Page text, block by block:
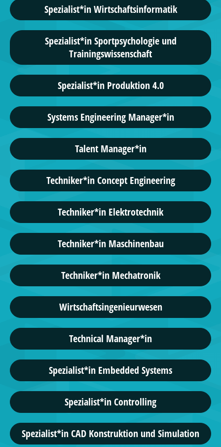
Spezialist*in Wirtschaftsinformatik
Spezialist*in Sportpsychologie und
Trainingswissenschaft
Spezialist*in Produktion 4.0
Systems Engineering Manager*in
Talent Manager*in
Techniker*in Concept Engineering
Techniker*in Elektrotechnik
Techniker*in Maschinenbau
Techniker*in Mechatronik
Wirtschaftsingenieurwesen
Technical Manager*in
Spezialist*in Embedded Systems
Spezialist*in Controlling
Spezialist*in CAD Konstruktion und Simulation